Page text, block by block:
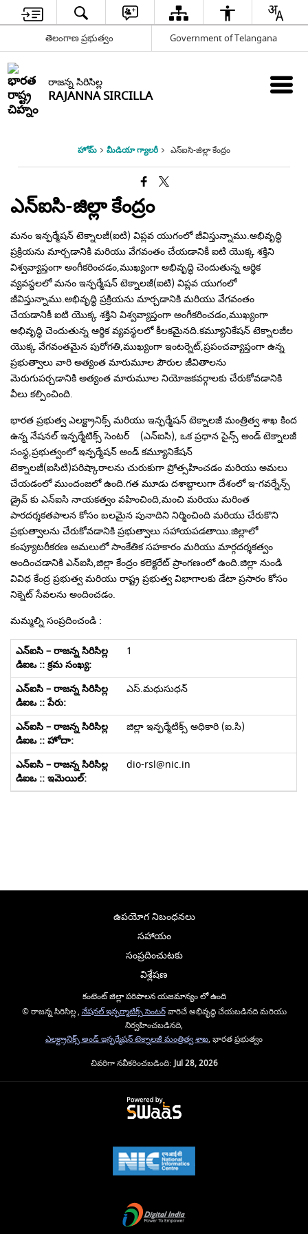
తెలంగాణ ప్రభుత్వం Government of Telangana
రాజన్న సిరిసిల్ల
RAJANNA SIRCILLA
హోమ్ మీడియా గ్యాలరీ ఎన్‌ఐ‌సి-జిల్లా కేంద్రం
ఎన్‌ఐ‌సి-జిల్లా కేంద్రం
మనం ఇన్ఫర్మేషన్ టెక్నాలజీ(ఐ‌టి) విప్లవ యుగంలో జీవిస్తున్నాము.అభివృద్ధి
ప్రక్రియను మార్చడానికి మరియు వేగవంతం చేయడానికీ ఐ‌టి యొక్క శక్తిని
విశ్వవ్యాప్తంగా అంగీకరించడం,ముఖ్యంగా అభివృద్ధి చెందుతున్న ఆర్థిక
వ్యవస్థలలో మనం ఇన్ఫర్మేషన్ టెక్నాలజీ(ఐ‌టి) విప్లవ యుగంలో
జీవిస్తున్నాము.అభివృద్ధి ప్రక్రియను మార్చడానికి మరియు వేగవంతం
చేయడానికీ ఐ‌టి యొక్క శక్తిని విశ్వవ్యాప్తంగా అంగీకరించడం,ముఖ్యంగా
అభివృద్ధి చెందుతున్న ఆర్థిక వ్యవస్థలలో కీలకమైనది.కమ్యూనికేషన్ టెక్నాలజీల
యొక్క వేగవంతమైన పురోగతి,ముఖ్యంగా ఇంటర్నెట్,ప్రపంచవ్యాప్తంగా ఉన్న
ప్రభుత్వాలు వారి అత్యంత మారుమూల పౌరుల జీవితాలను
మెరుగుపర్చడానికి అత్యంత మారుమూల నియోజకవర్గాలకు చేరుకోవడానికి
వీలు కల్పించింది.
భారత ప్రభుత్వ ఎలక్ట్రానిక్స్ మరియు ఇన్ఫర్మేషన్ టెక్నాలజీ మంత్రిత్వ శాఖ కింద
ఉన్న నేషనల్ ఇన్ఫర్మేటిక్స్ సెంటర్ (ఎన్‌ఐ‌సి), ఒక ప్రధాన సైన్స్ అండ్ టెక్నాలజీ
సంస్థ,ప్రభుత్వంలో ఇన్ఫర్మేషన్ అండ్ కమ్యూనికేషన్
టెక్నాలజీ(ఐ‌సి‌టి)పరిష్కారాలను చురుకుగా ప్రోత్సహించడం మరియు అమలు
చేయడంలో ముందంజలో ఉంది.గత మూడు దశాబ్దాలుగా దేశంలో ఇ-గవర్నేన్స్
డ్రైవ్ కు ఎన్‌ఐ‌సి నాయకత్వం వహించింది,మంచి మరియు మరింత
పారదర్శకతపాలన కోసం బలమైన పునాదిని నిర్మించింది మరియు చేరుకొని
ప్రభుత్వాలను చేరుకోవడానికి ప్రభుత్వాలు సహాయపడతాయి.జిల్లాలో
కంప్యూటరీకరణ అమలులో సాంకేతిక సహకారం మరియు మార్గదర్శకత్వం
అందించడానికి ఎన్‌ఐ‌సి,జిల్లా కేంద్రం కలెక్టరేట్ ప్రాంగణంలో ఉంది.జిల్లా నుండి
వివిధ కేంద్ర ప్రభుత్వ మరియు రాష్ట్ర ప్రభుత్వ విభాగాలకు డేటా ప్రసారం కోసం
నిక్నెట్ సేవలను అందించడం.
మమ్మల్ని సంప్రదించండి :
1
ఎస్.మధుసుధన్
జిల్లా ఇన్ఫర్మేటిక్స్ అధికారి (ఐ.‌సి)
dio-rsl@nic.in
ఉపయోగ నిబంధనలు
సహాయం
సంప్రదించుటకు
విశ్లేషణ
కంటెంట్ జిల్లా పరిపాలన యజమాన్యం లో ఉంది
© రాజన్న సిరిసిల్ల , నేషనల్ ఇన్ఫర్మాటిక్స్ సెంటర్వారిచే అభివృద్ధి చేయబడినది మరియు
నిర్వహించబడినది,
ఎలక్ట్రానిక్స్ అండ్ ఇన్ఫర్మేషన్ టెక్నాలజీ మంత్రిత్వ శాఖ, భారత ప్రభుత్వం
చివరిగా నవీకరించబడింది:Jul 28, 2026